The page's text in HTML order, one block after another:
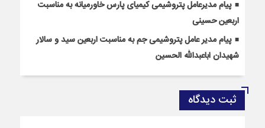
پیام مدیرعامل پتروشیمی کیمیای پارس خاورمیانه به مناسبت
اربعین حسینی
پیام مدیر عامل پتروشیمی جم به مناسبت اربعین سید و سالار
شهیدان اباعبدالله الحسین
ثبت دیدگاه